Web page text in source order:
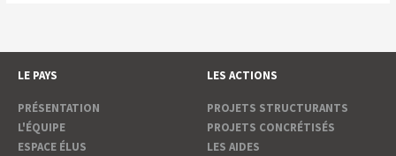
LE PAYS
PRÉSENTATION
L'ÉQUIPE
ESPACE ÉLUS
LES ACTIONS
PROJETS STRUCTURANTS
PROJETS CONCRÉTISÉS
LES AIDES